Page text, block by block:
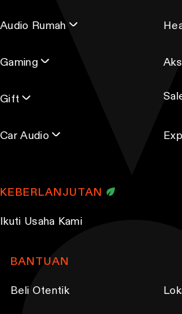
Audio Rumah
Gaming
Gift
Car Audio
KEBERLANJUTAN
Ikuti Usaha Kami
BANTUAN
Beli Otentik